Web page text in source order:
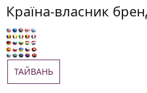
Країна-власник
ТАЙВАНЬ